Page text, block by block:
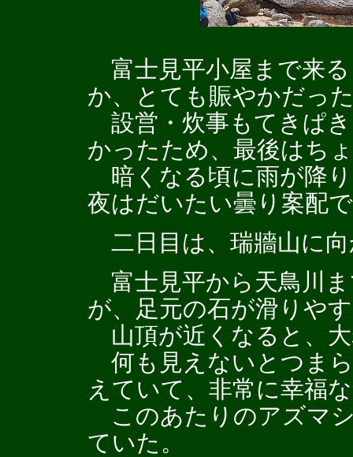
富士見平小屋まで来
か、とても賑やかだっ
設営・炊事もてきぱ
かったため、最後はち
暗くなる頃に雨が降
夜はだいたい曇り案配
二日目は、瑞牆山に
富士見平から天鳥川
が、足元の石が滑りや
山頂が近くなると、
何も見えないとつま
えていて、非常に幸福
このあたりのアズマ
ていた。